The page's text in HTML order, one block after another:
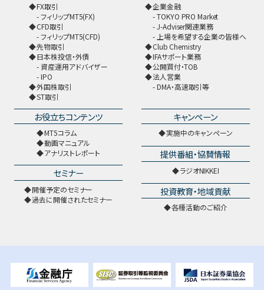
FX取引
フィリップMT5(FX)
CFD取引
フィリップMT5(CFD)
先物取引
日本株投信・外債
資産運用アドバイザー
IPO
外国株取引
ST取引
企業金融
TOKYO PRO Market
J-Adviser関連業務
上場を希望する企業の皆様へ
Club Chemistry
IFAサポート業務
公開買付・TOB
法人営業
DMA・高速取引等
お役立ちコンテンツ
MT5コラム
動画マニュアル
アナリストレポート
セミナー
開催予定のセミナー
過去に開催されたセミナー
キャンペーン
実施中のキャンペーン
提供番組・協賛情報
ラジオNIKKEI
投資教育・地域貢献
各種活動のご紹介